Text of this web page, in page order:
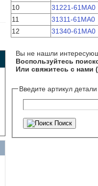
10
31221-61MA0
11
31311-61MA0
12
31340-61MA0
Вы не нашли
Воспользуйтесь
Или свяжитесь с нами
Введите артикул детали
Поиск